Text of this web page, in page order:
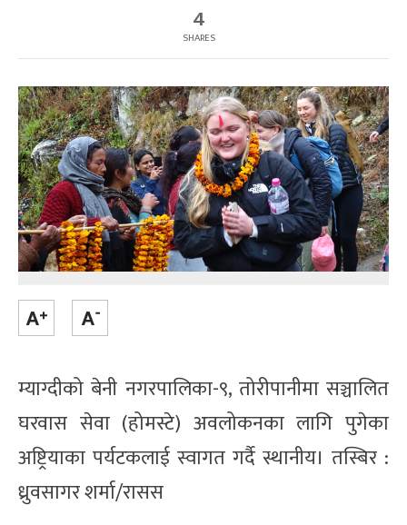
4
SHARES
म्याग्दीको बेनी नगरपालिका-९, तोरीपानीमा सञ्चालित
घरवास सेवा (होमस्टे) अवलोकनका लागि पुगेका
अष्ट्रियाका पर्यटकलाई स्वागत गर्दै स्थानीय। तस्बिर :
ध्रुवसागर शर्मा/रासस